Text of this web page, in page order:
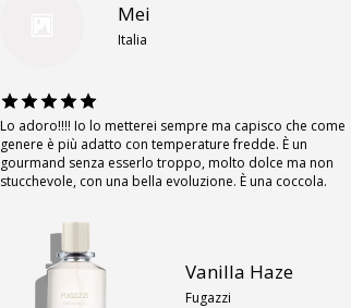
Mei
Italia
Lo adoro!!!! Io lo metterei sempre ma capisco che come
genere è più adatto con temperature fredde. È un
gourmand senza esserlo troppo, molto dolce ma non
stucchevole, con una bella evoluzione. È una coccola.
Vanilla Haze
Fugazzi